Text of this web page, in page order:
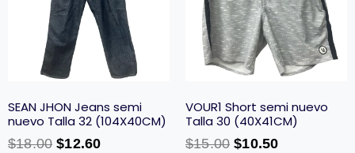
SEAN JHON Jeans semi
nuevo Talla 32 (104X40CM)
$18.00 $12.60
VOUR1 Short semi nuevo
Talla 30 (40X41CM)
$15.00 $10.50